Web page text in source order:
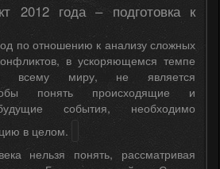
2012 года – подготовка к
по отношению к анализу сложных
в ускоряющемся темпе
всему миру, не является
понять происходящие и
события, необходимо
в целом.
нельзя понять, рассматривая